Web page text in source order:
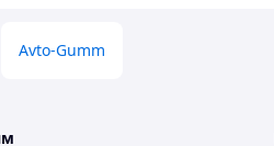
Avto-Gumm